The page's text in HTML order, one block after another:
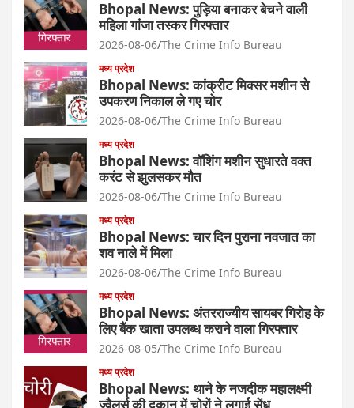
Bhopal News: पुड़िया बनाकर बेचने वाली
महिला गांजा तस्कर गिरफ्तार
2026-08-06 The Crime Info Bureau
मध्य प्रदेश
Bhopal News: कांक्रीट मिक्सर मशीन से
उपकरण निकाल ले गए चोर
2026-08-06 The Crime Info Bureau
मध्य प्रदेश
Bhopal News: वॉशिंग मशीन सुधारते वक्त
करंट से झुलसकर मौत
2026-08-06 The Crime Info Bureau
मध्य प्रदेश
Bhopal News: चार दिन पुराना नवजात का
शव नाले में मिला
2026-08-06 The Crime Info Bureau
मध्य प्रदेश
Bhopal News: अंतरराज्यीय सायबर गिरोह के
लिए बैंक खाता उपलब्ध कराने वाला गिरफ्तार
2026-08-05 The Crime Info Bureau
मध्य प्रदेश
Bhopal News: थाने के नजदीक महालक्ष्मी